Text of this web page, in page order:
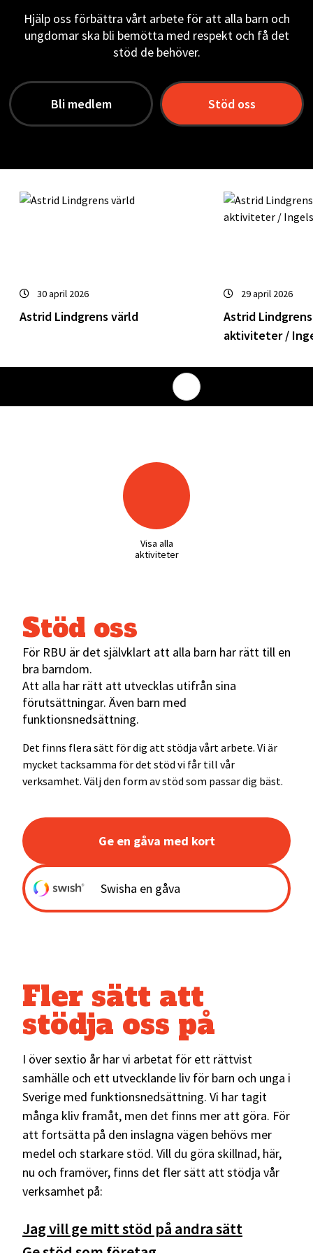
Hjälp oss förbättra vårt arbete för att alla barn och
ungdomar ska bli bemötta med respekt och få det
stöd de behöver.
Bli medlem Stöd oss
Publicerades
30 april 2026
Astrid Lindgrens värld
Publicerades
29 april 2026
Astrid
aktiviteter /
Scrolla nyheter till höger
Visa alla
aktiviteter
Stöd oss
För RBU är det självklart att alla barn har rätt till en
bra barndom.
Att alla har rätt att utvecklas utifrån sina
förutsättningar. Även barn med
funktionsnedsättning.
Det finns flera sätt för dig att stödja vårt arbete. Vi är
mycket tacksamma för det stöd vi får till vår
verksamhet. Välj den form av stöd som passar dig bäst.
Ge en gåva med kort
Swisha en gåva
Fler sätt att
stödja oss på
I över sextio år har vi arbetat för ett rättvist
samhälle och ett utvecklande liv för barn och unga i
Sverige med funktionsnedsättning. Vi har tagit
många kliv framåt, men det finns mer att göra. För
att fortsätta på den inslagna vägen behövs mer
medel och starkare stöd. Vill du göra skillnad, här,
nu och framöver, finns det fler sätt att stödja vår
verksamhet på:
Jag vill ge mitt stöd på andra sätt